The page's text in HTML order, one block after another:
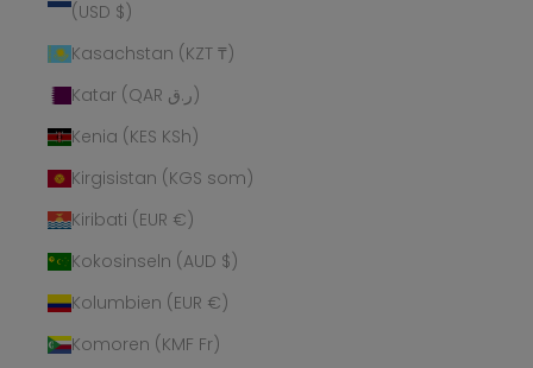
(USD $)
Kasachstan (KZT ₸)
Katar (QAR ر.ق)
Kenia (KES KSh)
Kirgisistan (KGS som)
Kiribati (EUR €)
Kokosinseln (AUD $)
Kolumbien (EUR €)
Komoren (KMF Fr)